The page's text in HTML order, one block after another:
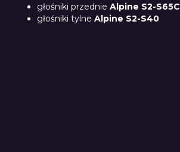
głośniki przednieAlpine S2-S65C
głośniki tylneAlpine S2-S40